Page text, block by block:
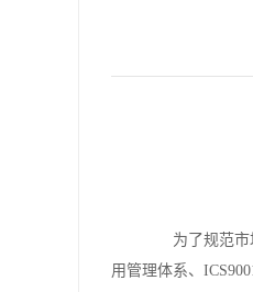
为了规范市场
用管理体系、